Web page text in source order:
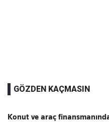
GÖZDEN KAÇMASIN
Konut ve araç